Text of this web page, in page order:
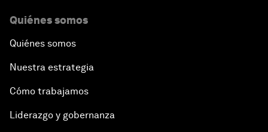
Quiénes somos
Quiénes somos
Nuestra estrategia
Cómo trabajamos
Liderazgo y gobernanza